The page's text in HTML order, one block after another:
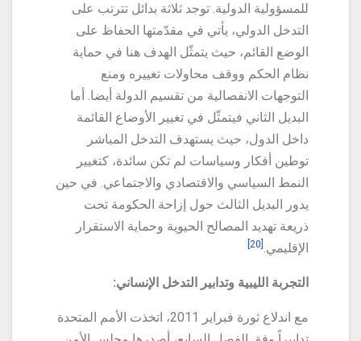
للمسؤولية الدولية. توجد ثلاثة بدائل تترتب على
التدخل الدولي، يأتي في مقدّمتها الحفاظ على
الوضع القائم، حيث يتمثّل الهدف هنا في حماية
نظام الحكم ووقف محاولات تغييره ومنع
التوجهات الانفصالية من تقسيم الدولة أيضا. أما
البديل الثاني فيتمثّل في تغيير الأوضاع القائمة
داخل الدول، حيث يستهدف التدخل المباشر
توطين أفكار وسياسات لم تكن سائدة، كتغيير
النمط السياسي والاقتصادي والاجتماعي. في حين
يدور البديل الثالث حول إزاحة الحكومة تحت
ذريعة تهديد المصالح الحيوية وحماية الاستقرار
الإقليمي.
التجربة الليبية وتدابير التدخل الإنساني:
مع اندلاع ثورة فبراير 2011، اتخذت الأمم المتحدة